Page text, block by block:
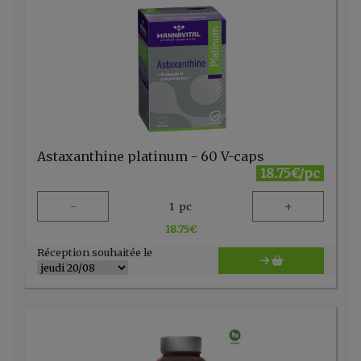
Astaxanthine platinum - 60 V-caps
18.75€/pc
- 1 pc +
18.75€
Réception souhaitée le